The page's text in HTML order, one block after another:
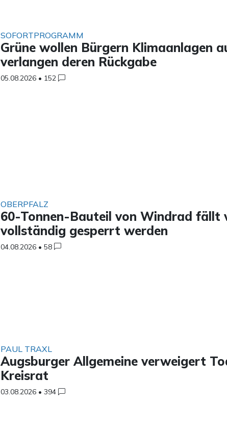
SOFORTPROGRAMM
Grüne wollen Bürgern Klimaanlagen
verlangen deren Rückgabe
05.08.2026 • 152
OBERPFALZ
60-Tonnen-Bauteil von Windrad fällt
vollständig gesperrt werden
04.08.2026 • 58
PAUL TRAXL
Augsburger Allgemeine verweigert
Kreisrat
03.08.2026 • 394